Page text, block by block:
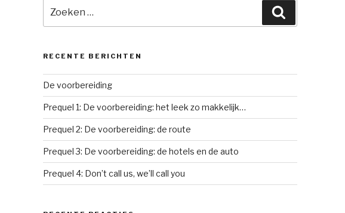
naar:
RECENTE BERICHTEN
De voorbereiding
Prequel 1: De voorbereiding: het leek zo makkelijk…
Prequel 2: De voorbereiding: de route
Prequel 3: De voorbereiding: de hotels en de auto
Prequel 4: Don’t call us, we’ll call you